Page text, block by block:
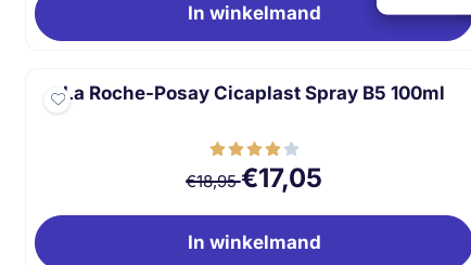
In winkelmand
La Roche-Posay Cicaplast Spray B5 100ml
Van 18,95 voor 17,05
€18,95€17,05
In winkelmand